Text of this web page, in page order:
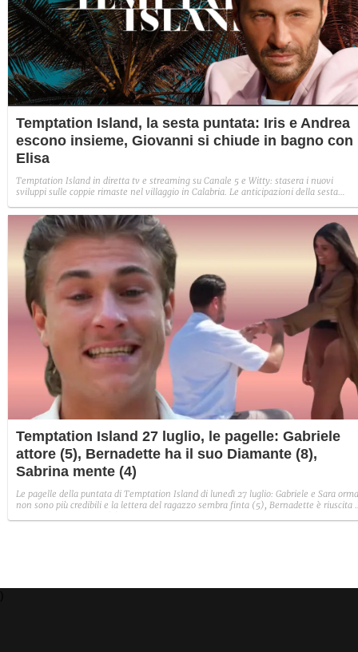
Temptation Island, la sesta puntata: Iris e Andrea
escono insieme, Giovanni si chiude in bagno con
Elisa
Temptation Island in diretta tv e streaming su Canale 5 e Witty: stasera i nuovi
sviluppi sulle coppie rimaste nel villaggio in Calabria. Le anticipazioni della sesta
Sabrina rifiuta il falò con Giovanni e si avvicina a Lory.
Temptation Island 27 luglio, le pagelle: Gabriele
attore (5), Bernadette ha il suo Diamante (8),
Sabrina mente (4)
Le pagelle della puntata di Temptation Island di lunedì 27 luglio: Gabriele e Sara
non sono più credibili e la lettera del ragazzo sembra finta (5), Bernadette è riuscita